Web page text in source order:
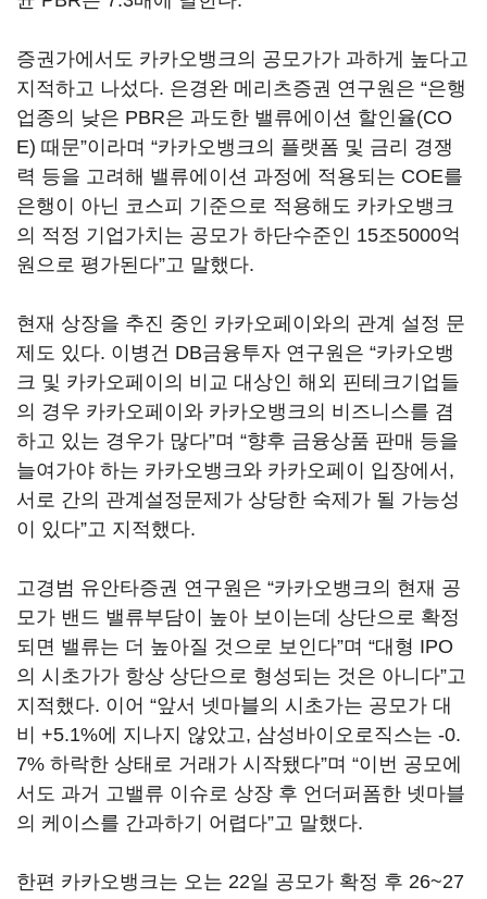
증권가에서도 카카오뱅크의 공모가가 과하게 높다고
지적하고 나섰다. 은경완 메리츠증권 연구원은 “은행
업종의 낮은 PBR은 과도한 밸류에이션 할인율(CO
E) 때문”이라며 “카카오뱅크의 플랫폼 및 금리 경쟁
력 등을 고려해 밸류에이션 과정에 적용되는 COE를
은행이 아닌 코스피 기준으로 적용해도 카카오뱅크
의 적정 기업가치는 공모가 하단수준인 15조5000억
원으로 평가된다”고 말했다.
현재 상장을 추진 중인 카카오페이와의 관계 설정 문
제도 있다. 이병건 DB금융투자 연구원은 “카카오뱅
크 및 카카오페이의 비교 대상인 해외 핀테크기업들
의 경우 카카오페이와 카카오뱅크의 비즈니스를 겸
하고 있는 경우가 많다”며 “향후 금융상품 판매 등을
늘여가야 하는 카카오뱅크와 카카오페이 입장에서,
서로 간의 관계설정문제가 상당한 숙제가 될 가능성
이 있다”고 지적했다.
고경범 유안타증권 연구원은 “카카오뱅크의 현재 공
모가 밴드 밸류부담이 높아 보이는데 상단으로 확정
되면 밸류는 더 높아질 것으로 보인다”며 “대형 IPO
의 시초가가 항상 상단으로 형성되는 것은 아니다”고
지적했다. 이어 “앞서 넷마블의 시초가는 공모가 대
비 +5.1%에 지나지 않았고, 삼성바이오로직스는 -0.
7% 하락한 상태로 거래가 시작됐다”며 “이번 공모에
서도 과거 고밸류 이슈로 상장 후 언더퍼폼한 넷마블
의 케이스를 간과하기 어렵다”고 말했다.
한편 카카오뱅크는 오는 22일 공모가 확정 후 26~27